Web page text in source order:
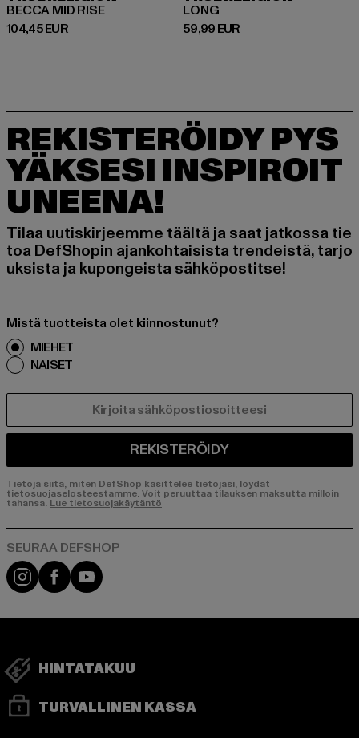
BECCA MID RISE
104,45 EUR
Ajankohtainen hinta: 104,45 EUR
LONG
59,99 EUR
Ajankohtainen hinta: 59,99 EUR
REKISTERÖIDY PYS
YÄKSESI INSPIROIT
UNEENA!
Tilaa uutiskirjeemme täältä ja saat jatkossa tie
toa DefShopin ajankohtaisista trendeistä, tarjo
uksista ja kupongeista sähköpostitse!
Mistä tuotteista olet kiinnostunut?
MIEHET
NAISET
REKISTERÖIDY
Tietoja siitä, miten DefShop käsittelee tietojasi, löydät
tietosuojaselosteestamme. Voit peruuttaa tilauksen maksutta milloin
tahansa. Lue tietosuojakäytäntö
Visit our Instagram page:
Visit our Facebook page:
Visit our YouTube channel:
HINTATAKUU
TURVALLINEN KASSA